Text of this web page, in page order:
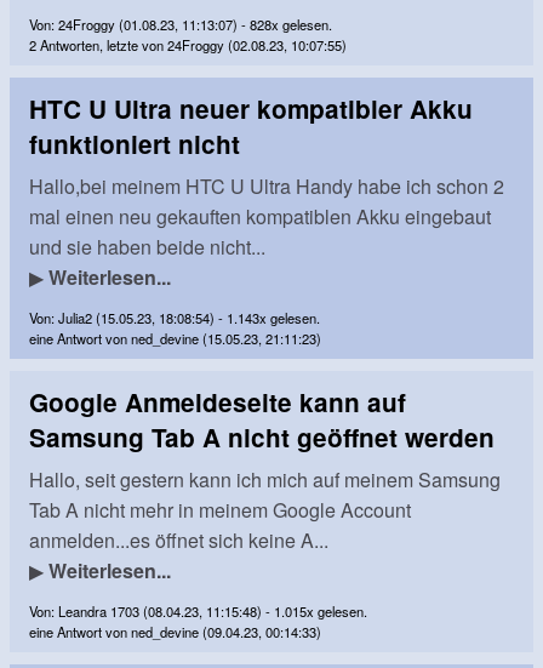
Von: 24Froggy (01.08.23, 11:13:07) - 828x gelesen.
2 Antworten, letzte von 24Froggy (02.08.23, 10:07:55)
HTC U Ultra neuer kompatibler Akku
funktioniert nicht
Hallo,bei meinem HTC U Ultra Handy habe ich schon 2
mal einen neu gekauften kompatiblen Akku eingebaut
und sie haben beide nicht...
▶Weiterlesen...
Von: Julia2 (15.05.23, 18:08:54) - 1.143x gelesen.
eine Antwort von ned_devine (15.05.23, 21:11:23)
Google Anmeldeseite kann auf
Samsung Tab A nicht geöffnet werden
Hallo, seit gestern kann ich mich auf meinem Samsung
Tab A nicht mehr in meinem Google Account
anmelden...es öffnet sich keine A...
▶Weiterlesen...
Von: Leandra 1703 (08.04.23, 11:15:48) - 1.015x gelesen.
eine Antwort von ned_devine (09.04.23, 00:14:33)